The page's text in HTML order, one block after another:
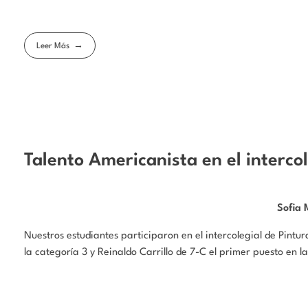
Leer Más
Talento Americanista en el
Sofia
Nuestros estudiantes participaron en el intercolegial de
la categoría 3 y Reinaldo Carrillo de 7-C el primer puesto en